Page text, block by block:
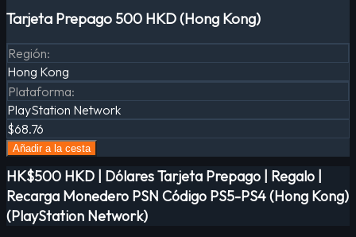
Tarjeta Prepago 500 HKD (Hong Kong)
Región:
Hong Kong
Plataforma:
PlayStation Network
$68.76
Añadir a la cesta
HK$500 HKD | Dólares Tarjeta Prepago | Regalo |
Recarga Monedero PSN Código PS5-PS4 (Hong Kong)
(PlayStation Network)